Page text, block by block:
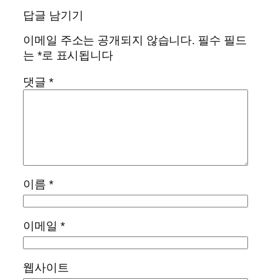
답글 남기기
이메일 주소는 공개되지 않습니다. 필수 필드
는 *로 표시됩니다
댓글 *
이름 *
이메일 *
웹사이트